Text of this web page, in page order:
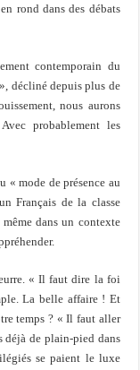
rond dans des débats
contemporain du
décliné depuis plus de
nous aurons
probablement les
« mode de présence au
Français de la classe
dans un contexte
« Il faut dire la foi
La belle affaire ! Et
temps ? « Il faut aller
déjà de plain-pied dans
se paient le luxe